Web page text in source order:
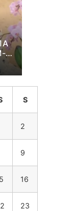
S
2
9
16
23